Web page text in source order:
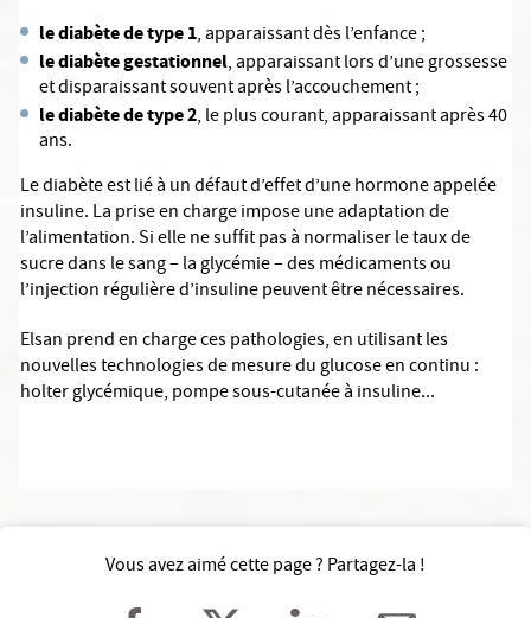
le diabète de type 1, apparaissant dès l’enfance ;
le diabète gestationnel, apparaissant lors d’une grossesse
et disparaissant souvent après l’accouchement ;
le diabète de type 2, le plus courant, apparaissant après 40
ans.
Le diabète est lié à un défaut d’effet d’une hormone appelée
insuline. La prise en charge impose une adaptation de
l’alimentation. Si elle ne suffit pas à normaliser le taux de
sucre dans le sang – la glycémie – des médicaments ou
l’injection régulière d’insuline peuvent être nécessaires.
Elsan prend en charge ces pathologies, en utilisant les
nouvelles technologies de mesure du glucose en continu :
holter glycémique, pompe sous-cutanée à insuline...
Vous avez aimé cette page ? Partagez-la !